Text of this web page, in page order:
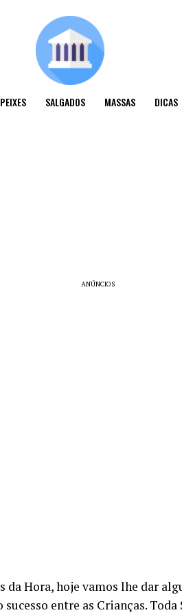
PEIXES SALGADOS MASSAS DICAS
ANÚNCIOS
da Hora, hoje vamos lhe dar
entre as Crianças. Toda